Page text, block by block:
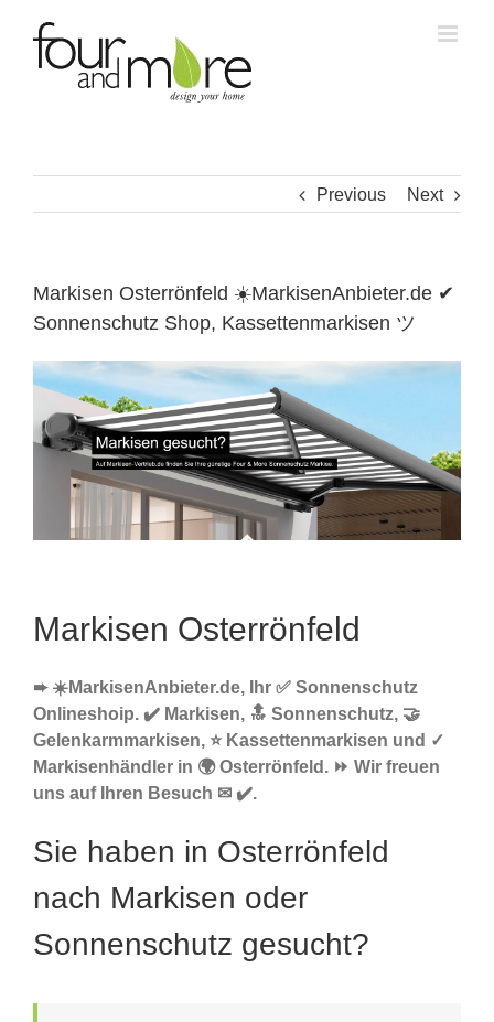
content
Previous Next
Markisen Osterrönfeld ☀️MarkisenAnbieter.de ✔
Sonnenschutz Shop, Kassettenmarkisen ツ
Markisen Osterrönfeld
➨ ☀️MarkisenAnbieter.de, Ihr ✅ Sonnenschutz
Onlineshoip. ✔️ Markisen, 🔝 Sonnenschutz, 🤝
Gelenkarmmarkisen, ⭐ Kassettenmarkisen und ✓
Markisenhändler in 🌍 Osterrönfeld. ⏩ Wir freuen
uns auf Ihren Besuch ✉ ✔️.
Sie haben in Osterrönfeld
nach Markisen oder
Sonnenschutz gesucht?